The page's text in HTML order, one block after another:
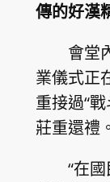
傳的好漢
會堂
業儀式正
重接過“
莊重還禮。
“在